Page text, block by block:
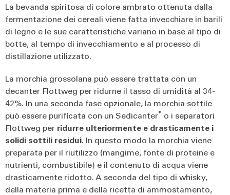
La bevanda spiritosa di colore ambrato ottenuta dalla
fermentazione dei cereali viene fatta invecchiare in barili
di legno e le sue caratteristiche variano in base al tipo di
botte, al tempo di invecchiamento e al processo di
distillazione utilizzato.
La morchia grossolana può essere trattata con un
decanter Flottweg per ridurne il tasso di umidità al 34-
42%. In una seconda fase opzionale, la morchia sottile
può essere purificata con un Sedicanter® o i separatori
Flottweg per ridurre ulteriormente e drasticamente i
solidi sottili residui. In questo modo la morchia viene
preparata per il riutilizzo (mangime, fonte di proteine e
nutrienti, combustibile) e il contenuto di acqua viene
drasticamente ridotto. A seconda del tipo di whisky,
della materia prima e della ricetta di ammostamento,